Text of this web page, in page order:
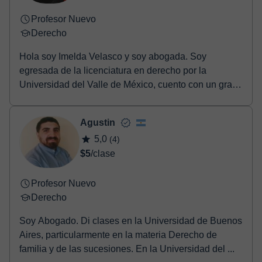
Profesor Nuevo
Derecho
Hola soy Imelda Velasco y soy abogada. Soy
egresada de la licenciatura en derecho por la
Universidad del Valle de México, cuento con un gran
Agustin
5,0 (4)
$5/clase
Profesor Nuevo
Derecho
Soy Abogado. Di clases en la Universidad de Buenos
Aires, particularmente en la materia Derecho de
familia y de las sucesiones. En la Universidad del ...